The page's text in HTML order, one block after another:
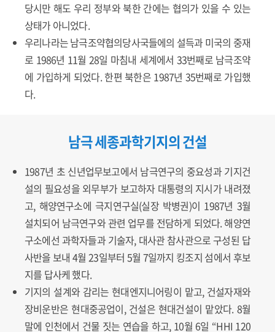
당시만 해도 우리 정부와 북한 간에는 협의가 있을 수 있는
상태가 아니었다.
우리나라는 남극조약협의당사국들에의 설득과 미국의 중재
로 1986년 11월 28일 마침내 세계에서 33번째로 남극조약
에 가입하게 되었다. 한편 북한은 1987년 35번째로 가입했
다.
남극 세종과학기지의 건설
1987년 초 신년업무보고에서 남극연구의 중요성과 기지건
설의 필요성을 외무부가 보고하자 대통령의 지시가 내려졌
고, 해양연구소에 극지연구실(실장 박병권)이 1987년 3월
설치되어 남극연구와 관련 업무를 전담하게 되었다. 해양연
구소에선 과학자들과 기술자, 대사관 참사관으로 구성된 답
사반을 보내 4월 23일부터 5월 7일까지 킹조지 섬에서 후보
지를 답사케 했다.
기지의 설계와 감리는 현대엔지니어링이 맡고, 건설자재와
장비운반은 현대중공업이, 건설은 현대건설이 맡았다. 8월
말에 인천에서 건물 짓는 연습을 하고, 10월 6일 “HHI 120